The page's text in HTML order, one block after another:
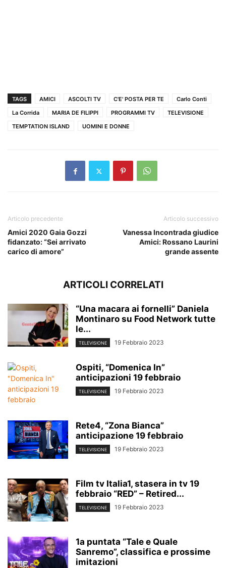
TAGS AMICI ASCOLTI TV C'E' POSTA PER TE
Carlo Conti
La Corrida
MARIA DE FILIPPI PROGRAMMI TV
TELEVISIONE
TEMPTATION ISLAND
UOMINI E DONNE
Articolo precedente
Amici 2020 Gaia Gozzi
fidanzato: “Sei arrivato
carico di amore”
Articolo successivo
Vanessa Incontrada giudice
Amici: Rossano Laurini
grande assente
ARTICOLI CORRELATI
“Una macara ai fornelli” Daniela
Montinaro su Food Network tutte
le...
TELEVISIONE 19 Febbraio 2023
Ospiti, “Domenica In”
anticipazioni 19 febbraio
TELEVISIONE 19 Febbraio 2023
Rete4, “Zona Bianca”
anticipazione 19 febbraio
TELEVISIONE 19 Febbraio 2023
Film tv Italia1, stasera in tv 19
febbraio “RED” – Retired...
TELEVISIONE 19 Febbraio 2023
1a puntata “Tale e Quale
Sanremo”, classifica e prossime
imitazioni